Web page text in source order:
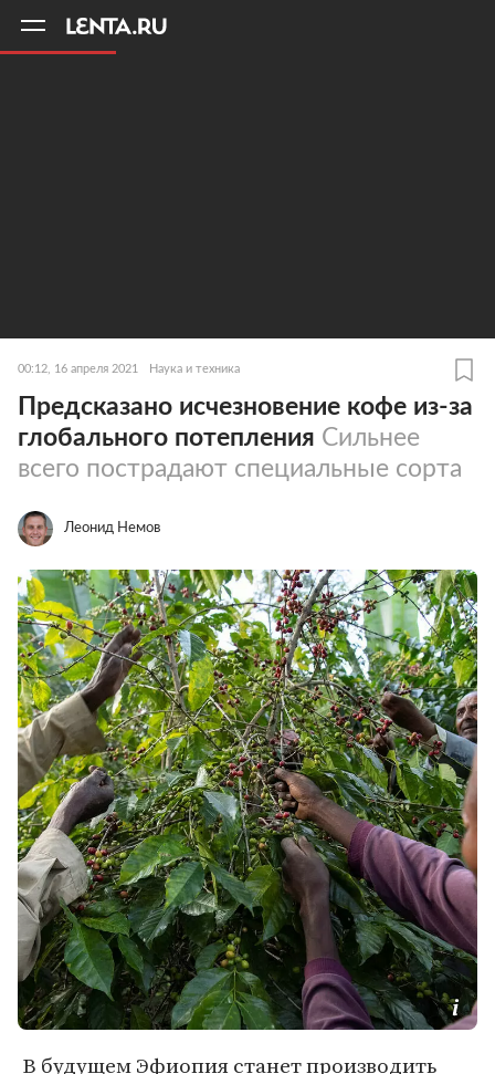
00:12, 16 апреля 2021 Наука и техника
Предсказано исчезновение кофе из-за
глобального потепления Сильнее
всего пострадают специальные сорта
Леонид Немов
В будущем Эфиопия станет производить